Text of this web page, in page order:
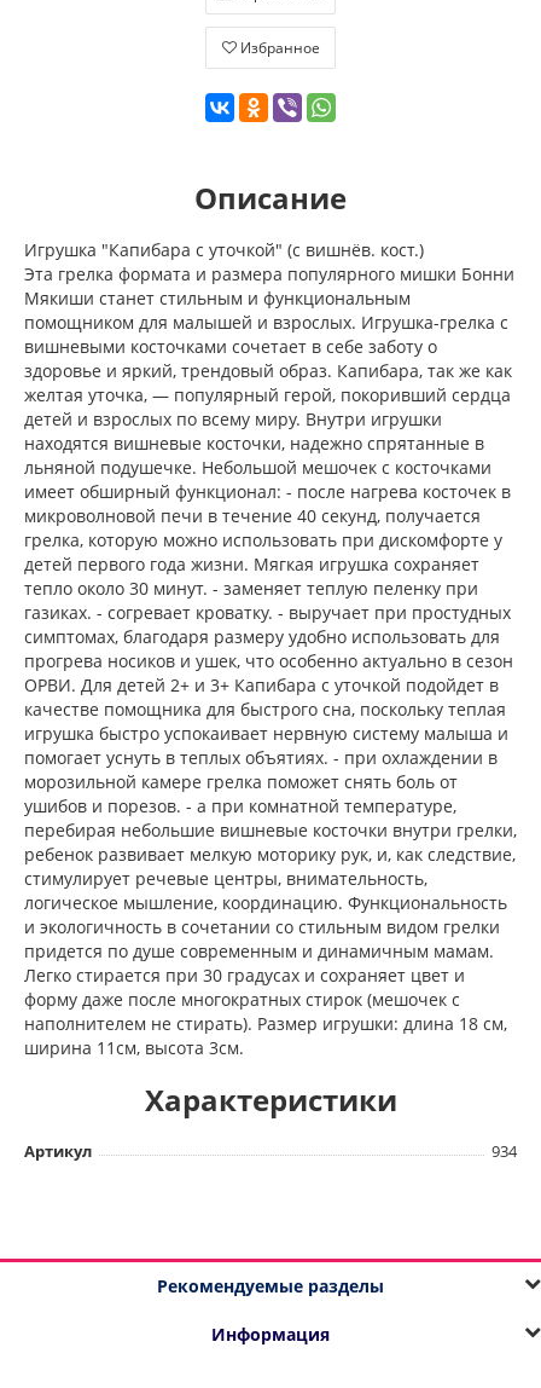
Избранное
Описание
Игрушка "Капибара с уточкой" (с вишнёв. кост.)
Эта грелка формата и размера популярного мишки Бонни
Мякиши станет стильным и функциональным
помощником для малышей и взрослых. Игрушка-грелка с
вишневыми косточками сочетает в себе заботу о
здоровье и яркий, трендовый образ. Капибара, так же как
желтая уточка, — популярный герой, покоривший сердца
детей и взрослых по всему миру. Внутри игрушки
находятся вишневые косточки, надежно спрятанные в
льняной подушечке. Небольшой мешочек с косточками
имеет обширный функционал: - после нагрева косточек в
микроволновой печи в течение 40 секунд, получается
грелка, которую можно использовать при дискомфорте у
детей первого года жизни. Мягкая игрушка сохраняет
тепло около 30 минут. - заменяет теплую пеленку при
газиках. - согревает кроватку. - выручает при простудных
симптомах, благодаря размеру удобно использовать для
прогрева носиков и ушек, что особенно актуально в сезон
ОРВИ. Для детей 2+ и 3+ Капибара с уточкой подойдет в
качестве помощника для быстрого сна, поскольку теплая
игрушка быстро успокаивает нервную систему малыша и
помогает уснуть в теплых объятиях. - при охлаждении в
морозильной камере грелка поможет снять боль от
ушибов и порезов. - а при комнатной температуре,
перебирая небольшие вишневые косточки внутри грелки,
ребенок развивает мелкую моторику рук, и, как следствие,
стимулирует речевые центры, внимательность,
логическое мышление, координацию. Функциональность
и экологичность в сочетании со стильным видом грелки
придется по душе современным и динамичным мамам.
Легко стирается при 30 градусах и сохраняет цвет и
форму даже после многократных стирок (мешочек с
наполнителем не стирать). Размер игрушки: длина 18 см,
ширина 11см, высота 3см.
Характеристики
Артикул 934
Рекомендуемые разделы
Информация